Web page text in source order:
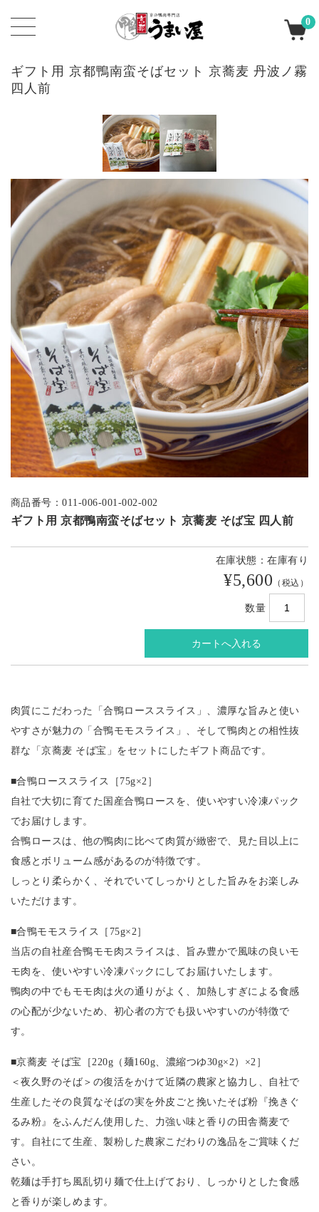
0
ギフト用 京都鴨南蛮そばセット 京蕎麦 丹波ノ霧
四人前
商品番号：011-006-001-002-002
ギフト用 京都鴨南蛮そばセット 京蕎麦 そば宝 四人前
在庫状態：在庫有り
¥5,600 （税込）
数量
肉質にこだわった「合鴨ローススライス」、濃厚な旨みと使い
やすさが魅力の「合鴨モモスライス」、そして鴨肉との相性抜
群な「京蕎麦 そば宝」をセットにしたギフト商品です。
■合鴨ローススライス［75g×2］
自社で大切に育てた国産合鴨ロースを、使いやすい冷凍パック
でお届けします。
合鴨ロースは、他の鴨肉に比べて肉質が緻密で、見た目以上に
食感とボリューム感があるのが特徴です。
しっとり柔らかく、それでいてしっかりとした旨みをお楽しみ
いただけます。
■合鴨モモスライス［75g×2］
当店の自社産合鴨モモ肉スライスは、旨み豊かで風味の良いモ
モ肉を、使いやすい冷凍パックにしてお届けいたします。
鴨肉の中でもモモ肉は火の通りがよく、加熱しすぎによる食感
の心配が少ないため、初心者の方でも扱いやすいのが特徴で
す。
■京蕎麦 そば宝［220g（麺160g、濃縮つゆ30g×2）×2］
＜夜久野のそば＞の復活をかけて近隣の農家と協力し、自社で
生産したその良質なそばの実を外皮ごと挽いたそば粉『挽きぐ
るみ粉』をふんだん使用した、力強い味と香りの田舎蕎麦で
す。自社にて生産、製粉した農家こだわりの逸品をご賞味くだ
さい。
乾麺は手打ち風乱切り麺で仕上げており、しっかりとした食感
と香りが楽しめます。